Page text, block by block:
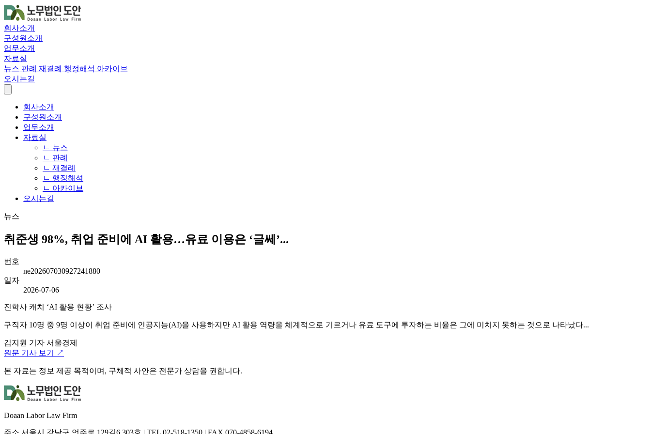
회사소개
구성원소개
업무소개
자료실
뉴스 판례 재결례 행정해석 아카이브
오시는길
회사소개
구성원소개
업무소개
자료실
ㄴ 뉴스
ㄴ 판례
ㄴ 재결례
ㄴ 행정해석
ㄴ 아카이브
오시는길
뉴스
취준생 98%, 취업 준비에 AI 활용…유료 이용은 ‘글쎄’...
번호
ne202607030927241880
일자
2026-07-06
진학사 캐치 ‘AI 활용 현황’ 조사
구직자 10명 중 9명 이상이 취업 준비에 인공지능(AI)을 사용하지만 AI 활용 역량을 체계적으로 기르거나 유료 도구에 투자하는 비율은 그에 미치지 못하는 것으로 나타났다...
김지원 기자 서울경제
원문 기사 보기 ↗
본 자료는 정보 제공 목적이며, 구체적 사안은 전문가 상담을 권합니다.
Doaan Labor Law Firm
주소 서울시 강남구 언주로 129길6 303호 | TEL 02-518-1350 | FAX 070-4858-6194